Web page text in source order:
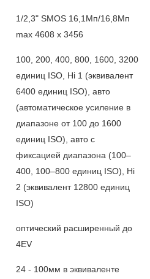
1/2,3" SMOS 16,1Мп/16,8Мп
max 4608 x 3456
100, 200, 400, 800, 1600, 3200
единиц ISO, Hi 1 (эквивалент
6400 единиц ISO), авто
(автоматическое усиление в
диапазоне от 100 до 1600
единиц ISO), авто с
фиксацией диапазона (100–
400, 100–800 единиц ISO), Hi
2 (эквивалент 12800 единиц
ISO)
оптический расширенный до
4EV
24 - 100мм в эквиваленте